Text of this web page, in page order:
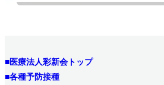
■医療法人彩新会トップ
■各種予防接種